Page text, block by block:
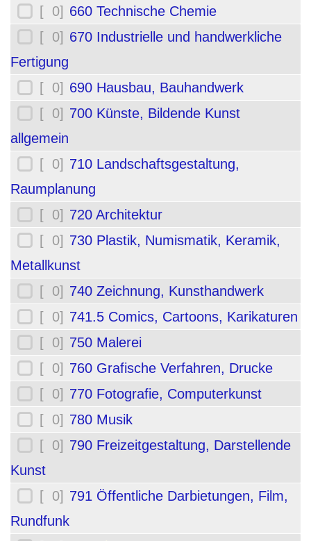
[ 0] 660 Technische Chemie
[ 0] 670 Industrielle und handwerkliche
Fertigung
[ 0] 690 Hausbau, Bauhandwerk
[ 0] 700 Künste, Bildende Kunst
allgemein
[ 0] 710 Landschaftsgestaltung,
Raumplanung
[ 0] 720 Architektur
[ 0] 730 Plastik, Numismatik, Keramik,
Metallkunst
[ 0] 740 Zeichnung, Kunsthandwerk
[ 0] 741.5 Comics, Cartoons, Karikaturen
[ 0] 750 Malerei
[ 0] 760 Grafische Verfahren, Drucke
[ 0] 770 Fotografie, Computerkunst
[ 0] 780 Musik
[ 0] 790 Freizeitgestaltung, Darstellende
Kunst
[ 0] 791 Öffentliche Darbietungen, Film,
Rundfunk